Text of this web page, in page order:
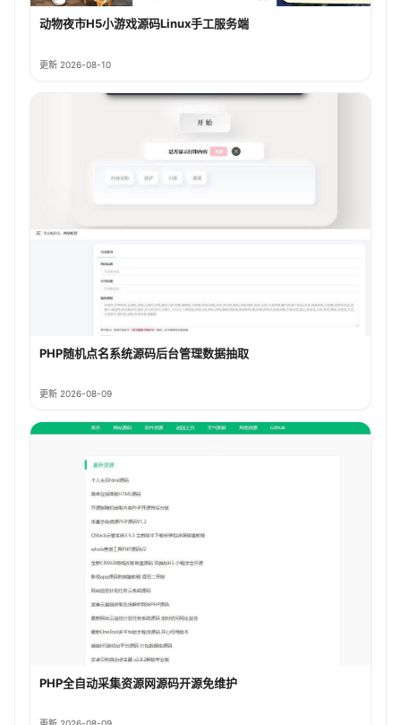
动物夜市H5小游戏源码Linux手工服务端
更新 2026-08-10
PHP随机点名系统源码后台管理数据抽取
更新 2026-08-09
PHP全自动采集资源网源码开源免维护